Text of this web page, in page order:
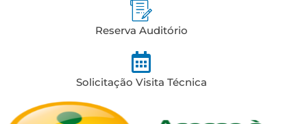
Reserva Auditório
Solicitação Visita Técnica